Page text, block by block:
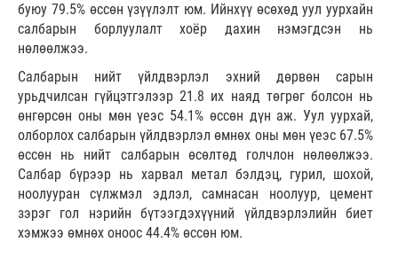
буюу 79.5% өссөн үзүүлэлт юм. Ийнхүү өсөхөд уул уурхайн
салбарын борлуулалт хоёр дахин нэмэгдсэн нь
нөлөөлжээ.
Салбарын нийт үйлдвэрлэл эхний дөрвөн сарын
урьдчилсан гүйцэтгэлээр 21.8 их наяд төгрөг болсон нь
өнгөрсөн оны мөн үеэс 54.1% өссөн дүн аж. Уул уурхай,
олборлох салбарын үйлдвэрлэл өмнөх оны мөн үеэс 67.5%
өссөн нь нийт салбарын өсөлтөд голчлон нөлөөлжээ.
Салбар бүрээр нь харвал метал бэлдэц, гурил, шохой,
ноолууран сүлжмэл эдлэл, самнасан ноолуур, цемент
зэрэг гол нэрийн бүтээгдэхүүний үйлдвэрлэлийн биет
хэмжээ өмнөх оноос 44.4% өссөн юм.